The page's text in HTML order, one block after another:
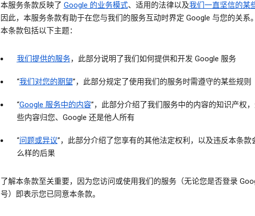
本服务条款反映了 Google 的业务模式、适用的法律以及我们一直坚信的某
因此，本服务条款有助于在您与我们的服务互动时界定 Google 与您的关系
本条款包括以下主题：
我们提供的服务，此部分说明了我们如何提供和开发 Google 服务
“我们对您的期望”，此部分规定了使用我们的服务时需遵守的某些规则
“Google 服务中的内容”，此部分介绍了我们服务中的内容的知识产权
些内容归您、Google 还是他人所有
“问题或异议”，此部分介绍了您享有的其他法定权利，以及违反本条款
么样的后果
了解本条款至关重要，因为您访问或使用我们的服务（无论您是否登录
号）即表示您已同意本条款。